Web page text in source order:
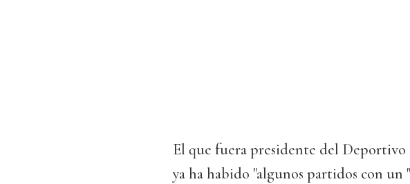
El que fuera presidente del Deportivo
ya ha habido "algunos partidos con un